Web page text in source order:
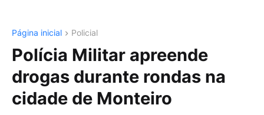
Página inicial Policial
Polícia Militar apreende
drogas durante rondas na
cidade de Monteiro